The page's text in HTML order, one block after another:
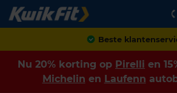
Beste
Nu 20% korting op Pirelli en
Michelin en Laufenn